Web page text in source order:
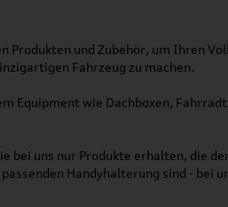
Produkten und Zubehör, um Ihren
Fahrzeug zu machen.
Equipment wie Dachboxen,
bei uns nur Produkte erhalten, die
Handyhalterung sind - bei